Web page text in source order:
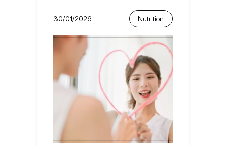
30/01/2026 Nutrition